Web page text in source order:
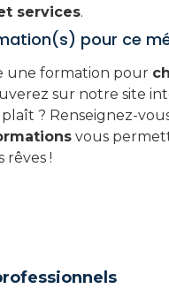
services.
pour ce
une formation pour
sur notre site
? Renseignez-
vous
rêves !